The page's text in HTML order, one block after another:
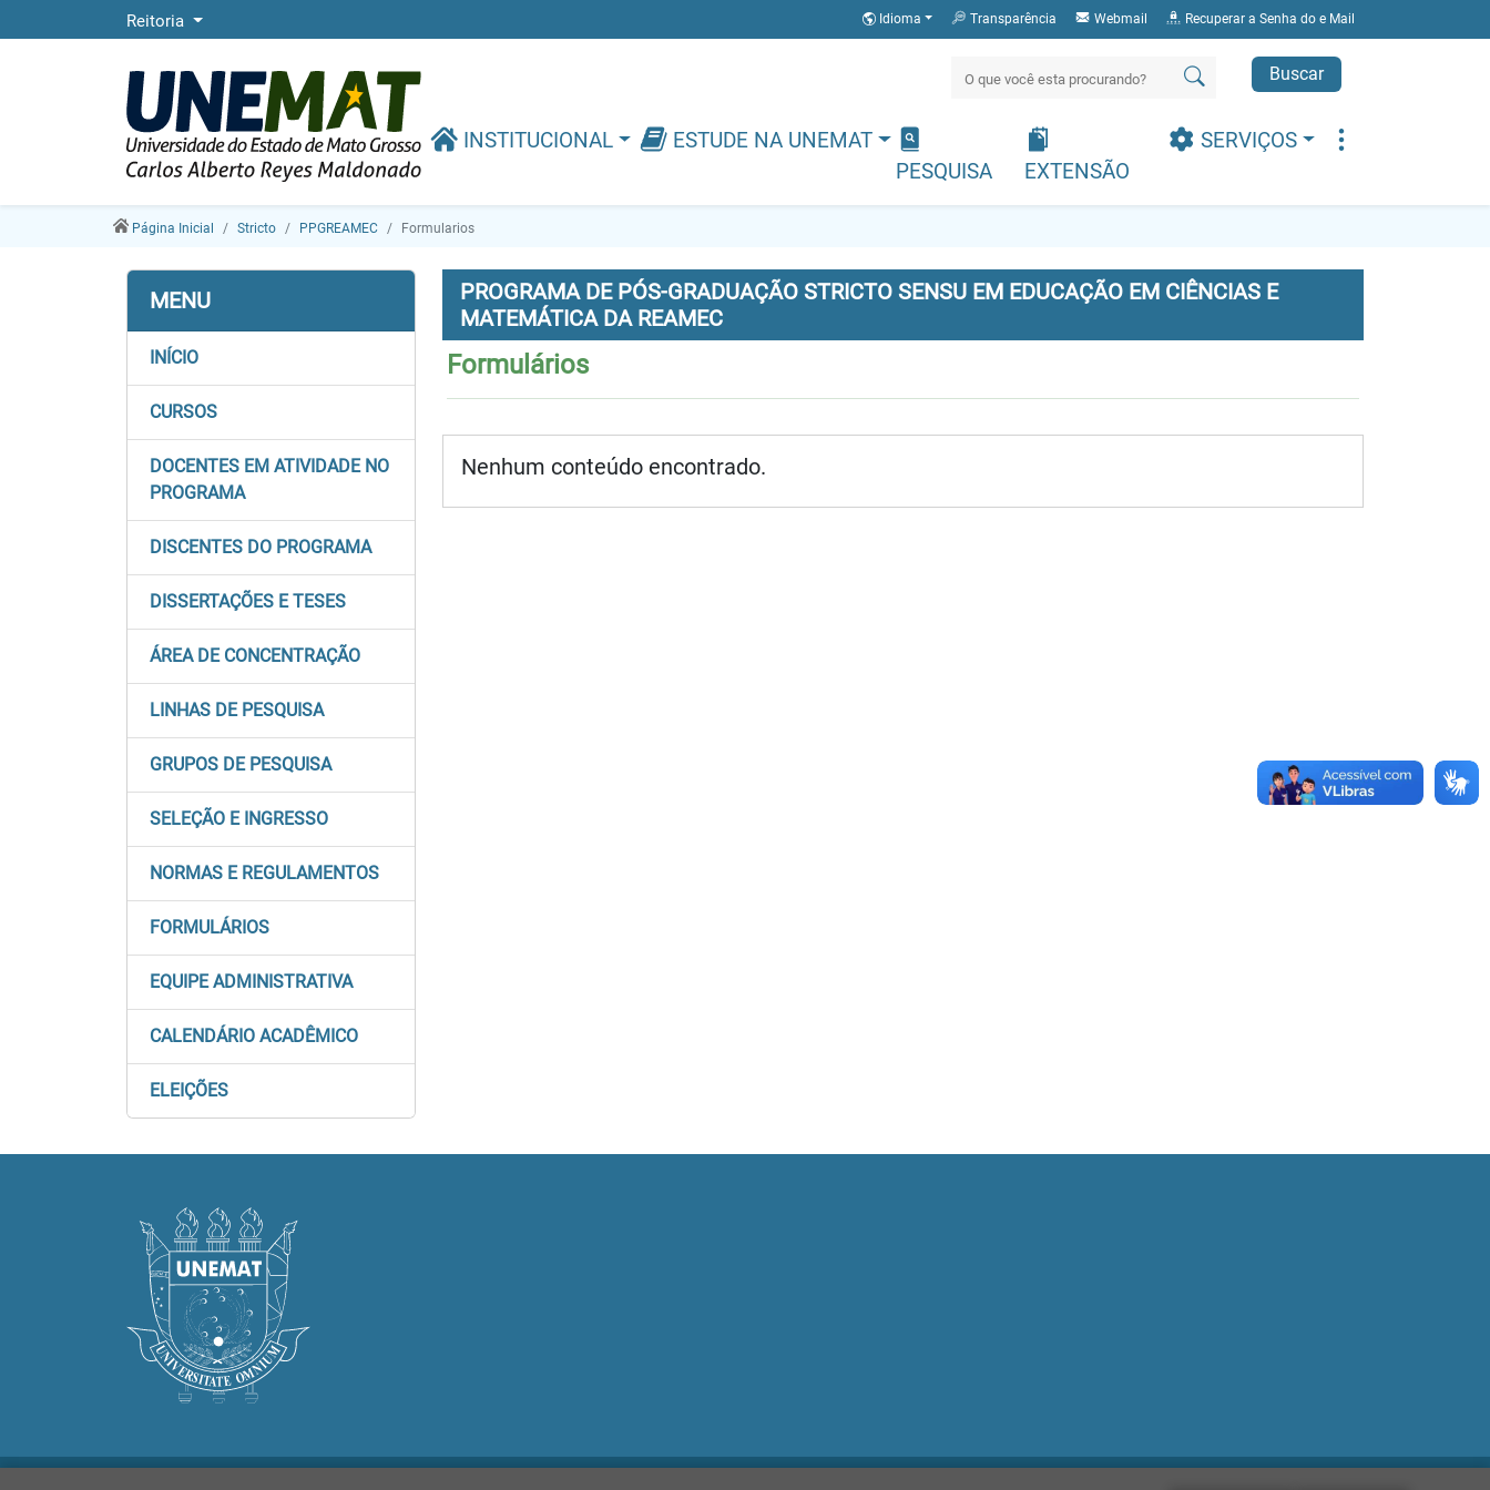
Reitoria Idioma Transparência Webmail Recuperar a Senha do e Mail
Buscar
INSTITUCIONAL
ESTUDE NA UNEMAT
PESQUISA
EXTENSÃO
SERVIÇOS
Página Inicial Stricto PPGREAMEC Formularios
MENU
INÍCIO
CURSOS
DOCENTES EM ATIVIDADE NO
PROGRAMA
DISCENTES DO PROGRAMA
DISSERTAÇÕES E TESES
ÁREA DE CONCENTRAÇÃO
LINHAS DE PESQUISA
GRUPOS DE PESQUISA
SELEÇÃO E INGRESSO
NORMAS E REGULAMENTOS
FORMULÁRIOS
EQUIPE ADMINISTRATIVA
CALENDÁRIO ACADÊMICO
ELEIÇÕES
PROGRAMA DE PÓS-GRADUAÇÃO STRICTO SENSU EM EDUCAÇÃO EM CIÊNCIAS E
MATEMÁTICA DA REAMEC
Formulários
Nenhum conteúdo encontrado.